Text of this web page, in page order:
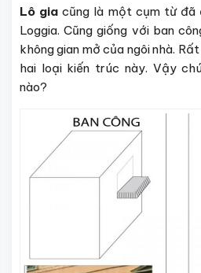
Lô gia cũng là một cụm từ đã
Loggia. Cũng giống với ban
không gian mở của ngôi nhà.
hai loại kiến trúc này. Vậy
nào?